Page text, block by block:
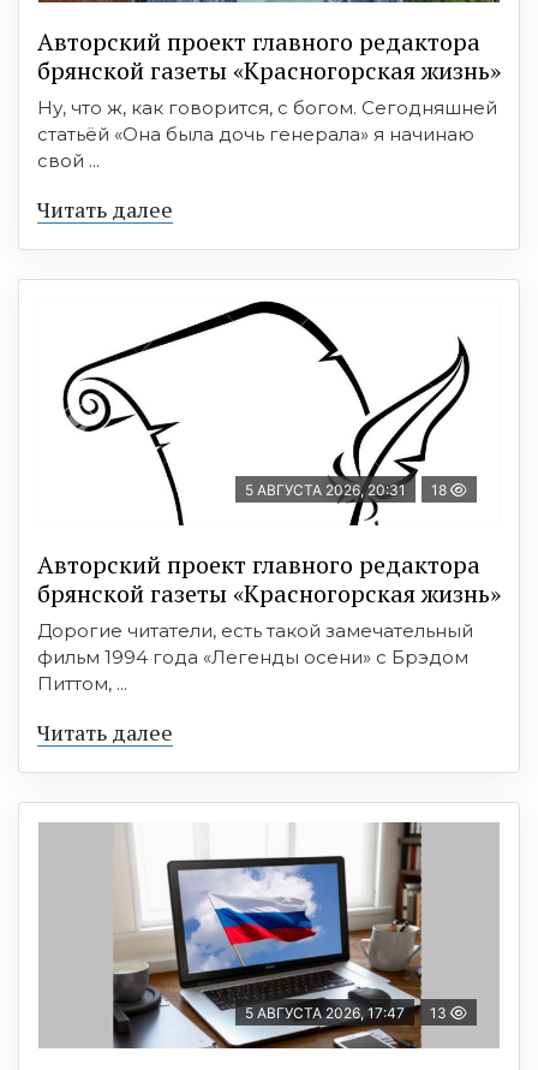
Авторский проект главного редактора
брянской газеты «Красногорская жизнь»
Ну, что ж, как говорится, с богом. Сегодняшней
статьёй «Она была дочь генерала» я начинаю
свой ...
Читать далее
5 АВГУСТА 2026, 20:31 18
Авторский проект главного редактора
брянской газеты «Красногорская жизнь»
Дорогие читатели, есть такой замечательный
фильм 1994 года «Легенды осени» с Брэдом
Питтом, ...
Читать далее
5 АВГУСТА 2026, 17:47 13